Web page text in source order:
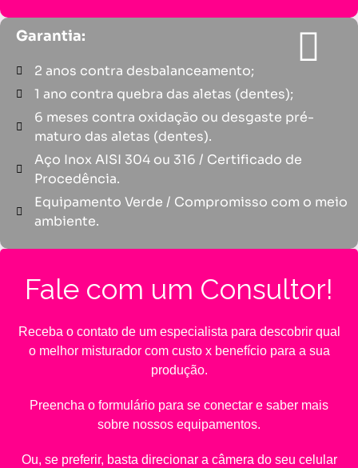
Garantia:
2 anos contra desbalanceamento;
1 ano contra quebra das aletas (dentes);
6 meses contra oxidação ou desgaste pré-
maturo das aletas (dentes).
Aço Inox AISI 304 ou 316 / Certificado de
Procedência.​
Equipamento Verde / Compromisso com o meio
ambiente.
Fale com um Consultor!
Receba o contato de um especialista para descobrir qual
o melhor misturador com custo x benefício para a sua
produção.
Preencha o formulário para se conectar e saber mais
sobre nossos equipamentos.
Ou, se preferir, basta direcionar a câmera do seu celular